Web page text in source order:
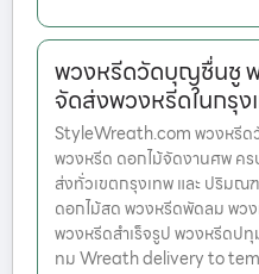
พวงหรีดวัดบุญชื่นชู
จัดส่งพวงหรีดในกรุ
StyleWreath.com พวงหรีด
พวงหรีด ดอกไม้จัดงานศพ ค
ส่งทั่วเขตกรุงเทพ และ ปริมณ
ดอกไม้สด พวงหรีดพัดลม พว
พวงหรีดสำเร็จรูป พวงหรีดป
ทม Wreath delivery to